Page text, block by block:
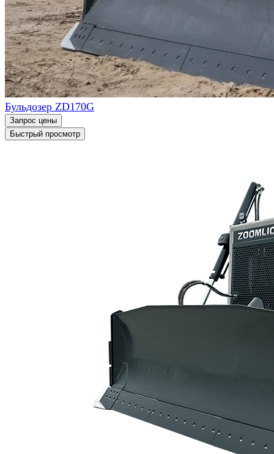
Бульдозер ZD170G
Запрос цены
Быстрый просмотр